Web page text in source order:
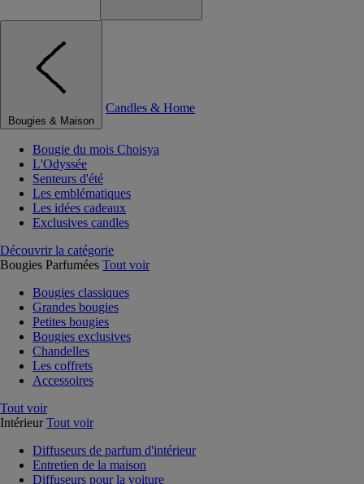
Bougies & Maison
Candles & Home
Bougie du mois Choisya
L'Odyssée
Senteurs d'été
Les emblématiques
Les idées cadeaux
Exclusives candles
Découvrir la catégorie
Bougies Parfumées Tout voir
Bougies classiques
Grandes bougies
Petites bougies
Bougies exclusives
Chandelles
Les coffrets
Accessoires
Tout voir
Intérieur Tout voir
Diffuseurs de parfum d'intérieur
Entretien de la maison
Diffuseurs pour la voiture